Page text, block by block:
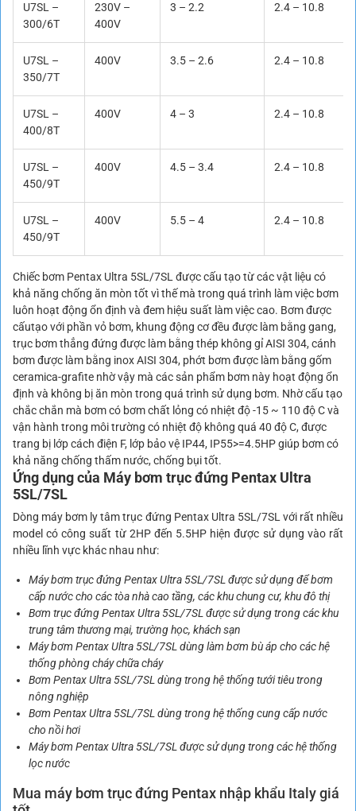
U7SL –
300/6T
230V –
400V
3 – 2.2 2.4 – 10.8
U7SL –
350/7T
400V 3.5 – 2.6 2.4 – 10.8
U7SL –
400/8T
400V 4 – 3 2.4 – 10.8
U7SL –
450/9T
400V 4.5 – 3.4 2.4 – 10.8
U7SL –
450/9T
400V 5.5 – 4 2.4 – 10.8
Chiếc bơm Pentax Ultra 5SL/7SL được cấu tạo từ các vật liệu có
khả năng chống ăn mòn tốt vì thế mà trong quá trình làm việc bơm
luôn hoạt động ổn định và đem hiệu suất làm việc cao. Bơm được
cấutạo với phần vỏ bơm, khung động cơ đều được làm bằng gang,
trục bơm thẳng đứng được làm bằng thép không gỉ AISI 304, cánh
bơm được làm bằng inox AISI 304, phớt bơm được làm bằng gốm
ceramica-grafite nhờ vậy mà các sản phẩm bơm này hoạt động ổn
định và không bị ăn mòn trong quá trình sử dụng bơm. Nhờ cấu tạo
chắc chắn mà bơm có bơm chất lỏng có nhiệt độ -15 ~ 110 độ C và
vận hành trong môi trường có nhiệt độ không quá 40 độ C, được
trang bị lớp cách điện F, lớp bảo vệ IP44, IP55>=4.5HP giúp bơm có
khả năng chống thấm nước, chống bụi tốt.
Ứng dụng của Máy bơm trục đứng Pentax Ultra
5SL/7SL
Dòng máy bơm ly tâm trục đứng Pentax Ultra 5SL/7SL với rất nhiều
model có công suất từ 2HP đến 5.5HP hiện được sử dụng vào rất
nhiều lĩnh vực khác nhau như:
Máy bơm trục đứng Pentax Ultra 5SL/7SL được sử dụng để bơm
cấp nước cho các tòa nhà cao tầng, các khu chung cư, khu đô thị
Bơm trục đứng Pentax Ultra 5SL/7SL được sử dụng trong các khu
trung tâm thương mại, trường học, khách sạn
Máy bơm Pentax Ultra 5SL/7SL dùng làm bơm bù áp cho các hệ
thống phòng cháy chữa cháy
Bơm Pentax Ultra 5SL/7SL dùng trong hệ thống tưới tiêu trong
nông nghiệp
Bơm Pentax Ultra 5SL/7SL dùng trong hệ thống cung cấp nước
cho nồi hơi
Máy bơm Pentax Ultra 5SL/7SL được sử dụng trong các hệ thống
lọc nước
Mua máy bơm trục đứng Pentax nhập khẩu Italy giá